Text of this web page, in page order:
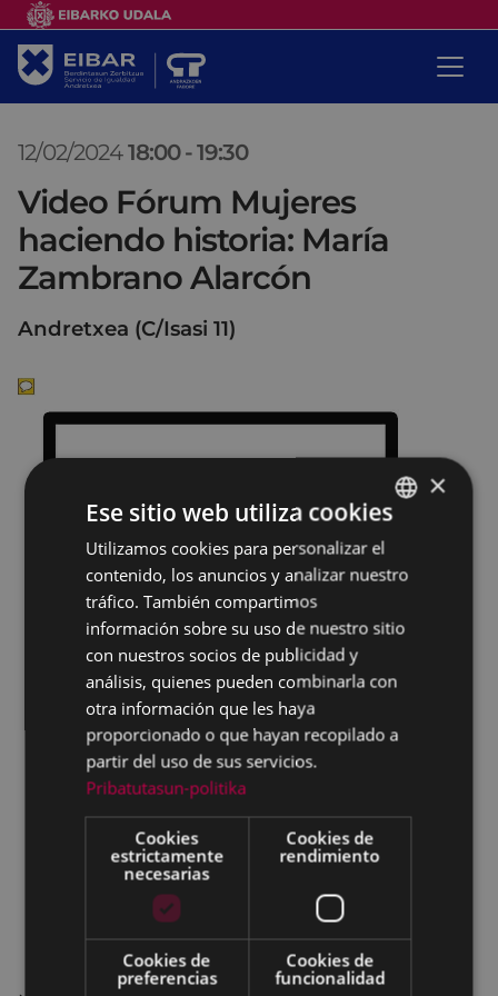
12/02/2024 18:00 -19:30
Video Fórum Mujeres
haciendo historia: María
Zambrano Alarcón
Andretxea (C/Isasi 11)
BASQUE
SPANISH
×
Ese sitio web utiliza cookies
Utilizamos cookies para personalizar el
contenido, los anuncios y analizar nuestro
tráfico. También compartimos
información sobre su uso de nuestro sitio
con nuestros socios de publicidad y
análisis, quienes pueden combinarla con
otra información que les haya
proporcionado o que hayan recopilado a
partir del uso de sus servicios.
Pribatutasun-politika
Cookies
estrictamente
necesarias
Cookies de
rendimiento
Cookies de
preferencias
Cookies de
funcionalidad